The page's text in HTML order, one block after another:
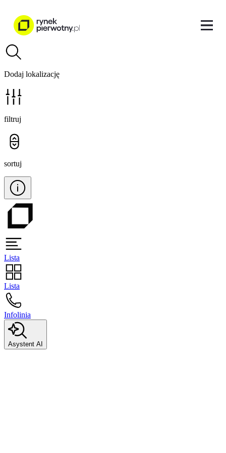
Dodaj lokalizację
filtruj
sortuj
Lista
Lista
Infolinia
Asystent AI